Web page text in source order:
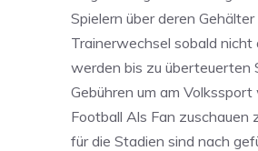
Spielern über deren
Trainerwechsel sobald nicht
werden bis zu überteuerten
Gebühren um am
Football Als Fan zuschauen
für die Stadien sind nach